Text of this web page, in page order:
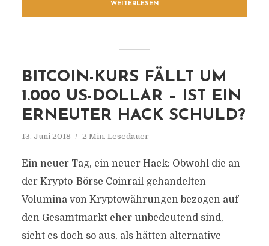
WEITERLESEN
BITCOIN-KURS FÄLLT UM
1.000 US-DOLLAR – IST EIN
ERNEUTER HACK SCHULD?
13. Juni 2018 2 Min. Lesedauer
Ein neuer Tag, ein neuer Hack: Obwohl die an
der Krypto-Börse Coinrail gehandelten
Volumina von Kryptowährungen bezogen auf
den Gesamtmarkt eher unbedeutend sind,
sieht es doch so aus, als hätten alternative